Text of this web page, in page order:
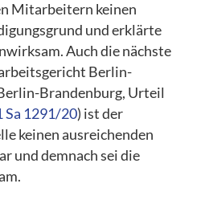
Mitarbeitern keinen
und erklärte
Auch die nächste
Berlin-
Brandenburg, Urteil
Sa 1291/20) ist der
keinen ausreichenden
und demnach sei die